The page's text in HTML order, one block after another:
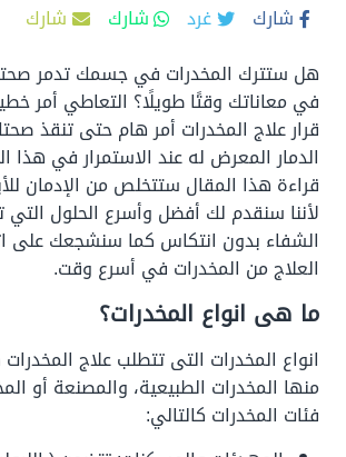
شارك غرد شارك
شارك
هل ستترك المخدرات في جسمك تدمر
في معاناتك وقتًا طويلًا؟ التعاطي أمر
قرار علاج المخدرات أمر هام حتى تنقذ
الدمار المعرض له عند الاستمرار في هذا
قراءة هذا المقال ستتخلص من الإدمان
لأننا سنقدم لك أفضل وأسرع الحلول
الشفاء بدون انتكاس كما سنشجعك على
العلاج من المخدرات في أسرع وقت.
ما هى انواع المخدرات؟
انواع المخدرات التى تتطلب علاج
منها المخدرات الطبيعية، والمصنعة أو
فئات المخدرات كالتالي: